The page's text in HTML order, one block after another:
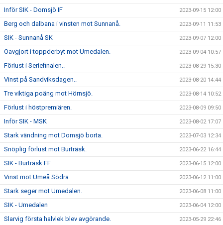
Inför SIK - Domsjö IF 2023-09-15 12:00
Berg och dalbana i vinsten mot Sunnanå. 2023-09-11 11:53
SIK - Sunnanå SK 2023-09-07 12:00
Oavgjort i toppderbyt mot Umedalen. 2023-09-04 10:57
Förlust i Seriefinalen.. 2023-08-29 15:30
Vinst på Sandviksdagen.. 2023-08-20 14:44
Tre viktiga poäng mot Hörnsjö. 2023-08-14 10:52
Förlust i höstpremiären. 2023-08-09 09:50
Inför SIK - MSK 2023-08-02 17:07
Stark vändning mot Domsjö borta. 2023-07-03 12:34
Snöplig förlust mot Burträsk. 2023-06-22 16:44
SIK - Burträsk FF 2023-06-15 12:00
Vinst mot Umeå Södra 2023-06-12 11:00
Stark seger mot Umedalen. 2023-06-08 11:00
SIK - Umedalen 2023-06-04 12:00
Slarvig första halvlek blev avgörande. 2023-05-29 22:46